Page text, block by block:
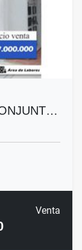
Venta